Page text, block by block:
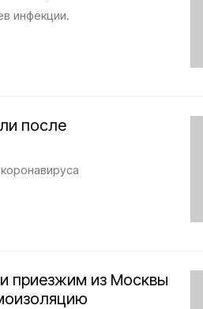
инфекции.
после
приезжим из Москвы